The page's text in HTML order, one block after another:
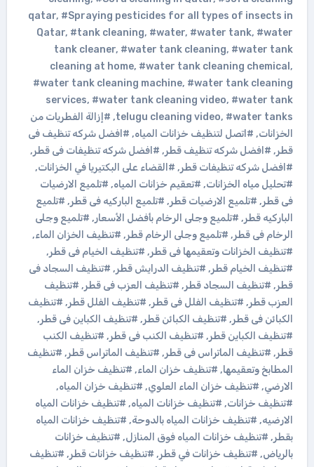
qatar, #Spraying pesticides for all types of insects in
Qatar, #tank cleaning, #water, #water tank, #water
tank cleaner, #water tank cleaning, #water tank
cleaning at home, #water tank cleaning chemical,
#water tank cleaning machine, #water tank cleaning
services, #water tank cleaning video, #water tank
telugu cleaning video, #water tanks
, #إزالة الفطريات من
الخزانات, #اتصل لتنظيف خزانات المياه, #افضل شركه تنظيف فى
قطر, #افضل شركه تنظيف قطر, #افضل شركه تنظيفات فى قطر,
#افضل شركه تنظيفات قطر, #القضاء على البكتيريا في الخزانات,
#تحليل مياه الخزانات, #تعقيم خزانات المياه, #تلميع الارضيات
فى قطر, #تلميع الارضيات قطر, #تلميع الباركيه فى قطر, #تلميع
الباركيه قطر, #تلميع وجلى الرخام بأفضل الأسعار, #تلميع وجلى
الرخام فى قطر, #تلميع وجلى الرخام قطر, #تنظيف الخزان الماء,
#تنظيف الخزانات وتعقيمها فى قطر, #تنظيف الخيام فى قطر,
#تنظيف الخيام قطر, #تنظيف الدرايش قطر, #تنظيف السجاد فى
قطر, #تنظيف السجاد قطر, #تنظيف العزب فى قطر, #تنظيف
العزب قطر, #تنظيف الفلل فى قطر, #تنظيف الفلل قطر, #تنظيف
الكبائن فى قطر, #تنظيف الكبائن قطر, #تنظيف الكباين فى قطر,
#تنظيف الكباين قطر, #تنظيف الكنب فى قطر, #تنظيف الكنب
قطر, #تنظيف الماتراس فى قطر, #تنظيف الماتراس قطر, #تنظيف
المطابخ وتعقيمها, #تنظيف خزان الماء, #تنظيف خزان الماء
الارضي, #تنظيف خزان الماء العلوي, #تنظيف خزان المياه,
#تنظيف خزانات, #تنظيف خزانات المياه, #تنظيف خزانات المياه
الارضيه, #تنظيف خزانات المياه بالدوحة, #تنظيف خزانات المياه
بقطر, #تنظيف خزانات المياه فوق المنازل, #تنظيف خزانات
بالرياض, #تنظيف خزانات في قطر, #تنظيف خزانات قطر, #تنظيف